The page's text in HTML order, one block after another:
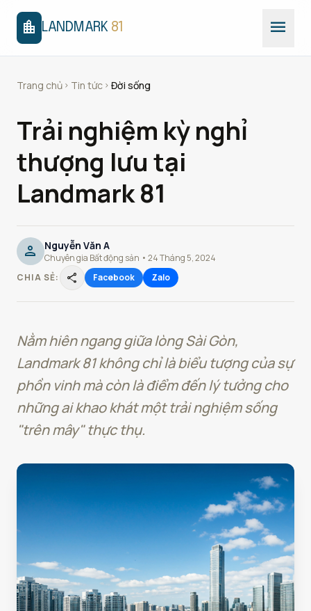
location_city LANDMARK 81 menu
Trang chủ chevron_right Tin tức chevron_right Đời sống
Trải nghiệm kỳ nghỉ
thượng lưu tại
Landmark 81
person Nguyễn Văn A
Chuyên gia Bất động sản • 24 Tháng 5, 2024
CHIA SẺ:
share Facebook Zalo
Nằm hiên ngang giữa lòng Sài Gòn,
Landmark 81 không chỉ là biểu tượng của sự
phồn vinh mà còn là điểm đến lý tưởng cho
những ai khao khát một trải nghiệm sống
"trên mây" thực thụ.